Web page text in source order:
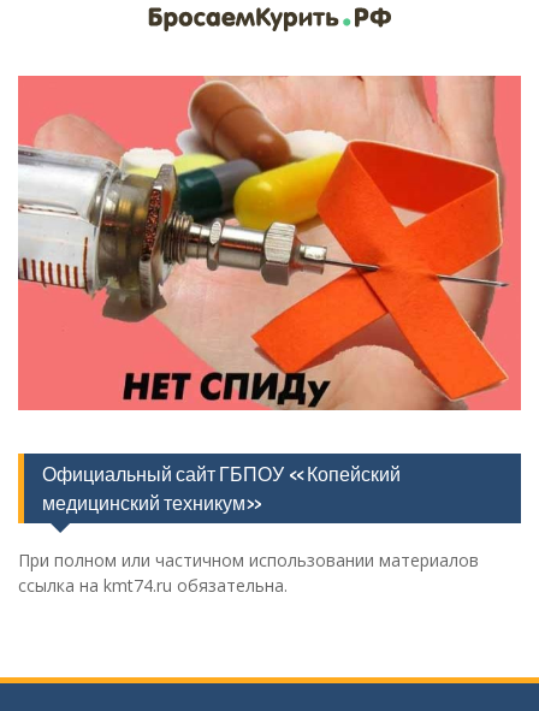
Официальный сайт ГБПОУ «Копейский
медицинский техникум»
При полном или частичном использовании материалов
ссылка на kmt74.ru обязательна.